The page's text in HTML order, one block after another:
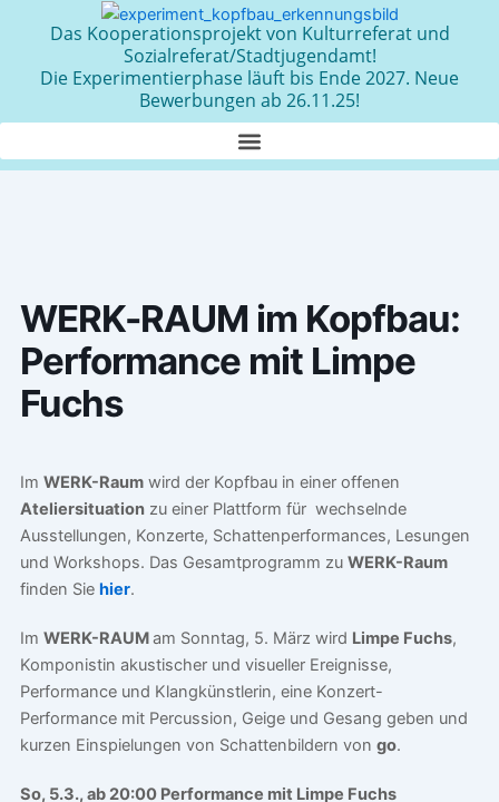
Das Kooperationsprojekt von Kulturreferat und
Sozialreferat/Stadtjugendamt!
Die Experimentierphase läuft bis Ende 2027. Neue
Bewerbungen ab 26.11.25!
WERK-RAUM im Kopfbau:
Performance mit Limpe
Fuchs
Im WERK-Raumwird der Kopfbau in einer offenen
Ateliersituationzu einer Plattform für wechselnde
Ausstellungen, Konzerte, Schattenperformances, Lesungen
und Workshops. Das Gesamtprogramm zu WERK-Raum
finden Sie hier.
Im WERK-RAUMam Sonntag, 5. März wird Limpe Fuchs,
Komponistin akustischer und visueller Ereignisse,
Performance und Klangkünstlerin, eine Konzert-
Performance mit Percussion, Geige und Gesang geben und
kurzen Einspielungen von Schattenbildern von go.
So, 5.3., ab 20:00 Performance mit Limpe Fuchs